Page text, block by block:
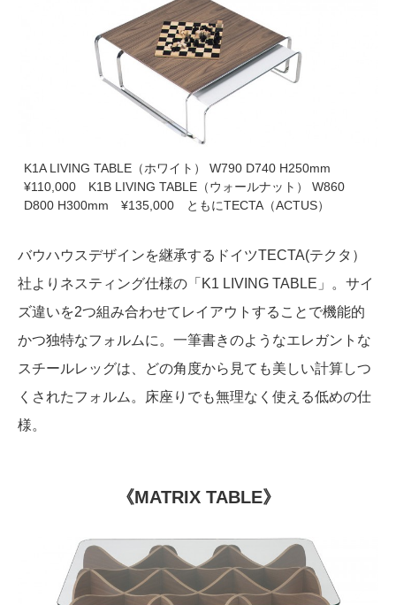
K1A LIVING TABLE（ホワイト） W790 D740 H250mm
¥110,000 K1B LIVING TABLE（ウォールナット） W860
D800 H300mm ¥135,000 ともにTECTA（ACTUS）
バウハウスデザインを継承するドイツTECTA(テクタ）
社よりネスティング仕様の「K1 LIVING TABLE」。サイ
ズ違いを2つ組み合わせてレイアウトすることで機能的
かつ独特なフォルムに。一筆書きのようなエレガントな
スチールレッグは、どの角度から見ても美しい計算しつ
くされたフォルム。床座りでも無理なく使える低めの仕
様。
《MATRIX TABLE》